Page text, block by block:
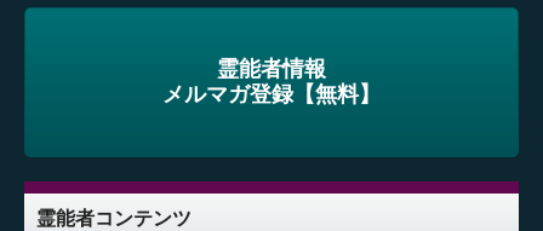
霊能者情報
メルマガ登録【無料】
霊能者コンテンツ